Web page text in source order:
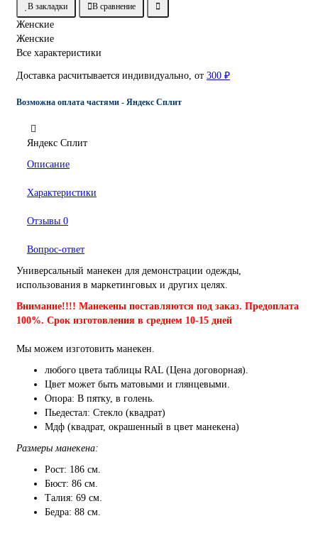
В закладки В сравнение
Женские
Женские
Все характеристики
Доставка расчитывается индивидуально, от 300 ₽
Возможна оплата частями - Яндекс Сплит
Яндекс Сплит
Описание
Характеристики
Отзывы 0
Вопрос-ответ
Универсальный манекен для демонстрации одежды,
использования в маркетинговых и других целях.
Внимание!!!! Манекены поставляются под заказ. Предоплата
100%. Срок изготовления в среднем 10-15 дней
Мы можем изготовить манекен.
любого цвета таблицы RAL (Цена договорная).
Цвет может быть матовыми и глянцевыми.
Опора: В пятку, в голень.
Пьедестал: Стекло (квадрат)
Мдф (квадрат, окрашенный в цвет манекена)
Размеры манекена:
Рост: 186 см.
Бюст: 86 см.
Талия: 69 см.
Бедра: 88 см.